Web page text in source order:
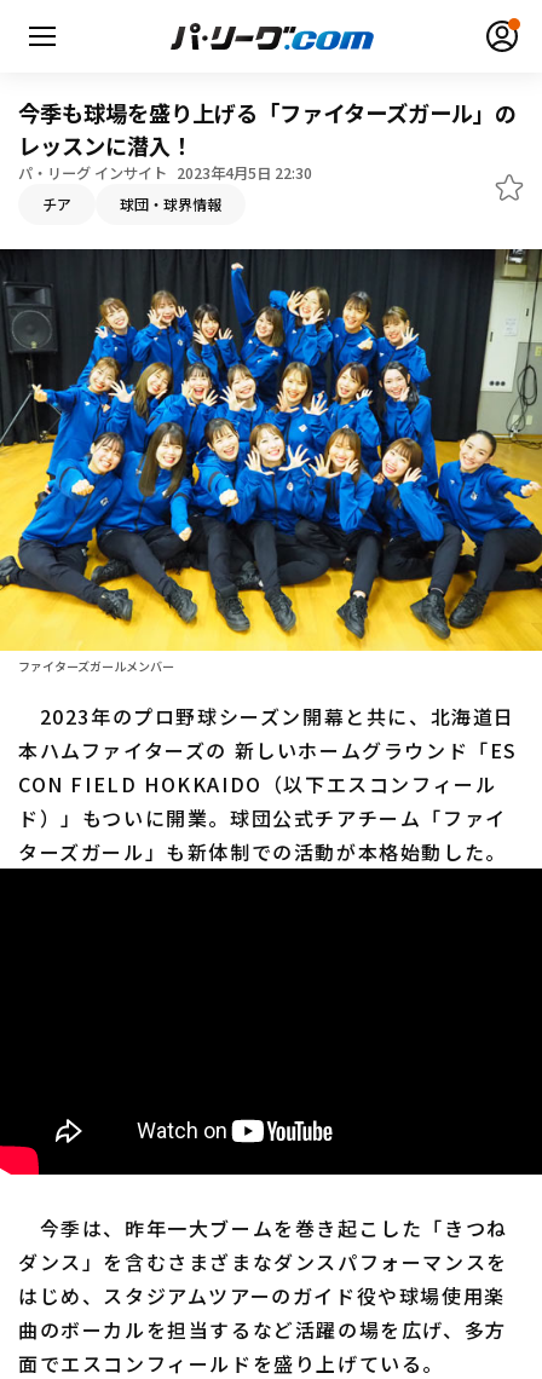
動画
日程・結果
順位表･成績
1軍公式戦
ファーム東地区
ファーム中地区
ファーム西地区
選手名鑑
選手名鑑トップ
北海道日本ハムファイターズ
東北楽天ゴールデンイーグルス
埼玉西武ライオンズ
千葉ロッテマリーンズ
オリックス・バファローズ
ニュース
設定
運営会社 （別ウィンドウで開く） よくある質問
特定商取引法の表示 アルバイト募集（別ウィンドウで開く
今季も球場を盛り上げる「ファイターズガール」の
レッスンに潜入！
パ・リーグ インサイト 2023年4月5日 22:30
チア 球団・球界情報
ファイターズガールメンバー
2023年のプロ野球シーズン開幕と共に、北海道日
本ハムファイターズの 新しいホームグラウンド「ES
CON FIELD HOKKAIDO（以下エスコンフィール
ド）」もついに開業。球団公式チアチーム「ファイ
ターズガール」も新体制での活動が本格始動した。
今季は、昨年一大ブームを巻き起こした「きつね
ダンス」を含むさまざまなダンスパフォーマンスを
はじめ、スタジアムツアーのガイド役や球場使用楽
曲のボーカルを担当するなど活躍の場を広げ、多方
面でエスコンフィールドを盛り上げている。